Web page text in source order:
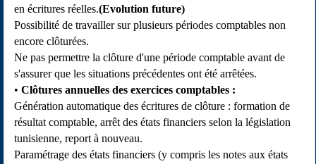
en écritures réelles.(Evolution future)
Possibilité de travailler sur plusieurs périodes comptables non
encore clôturées.
Ne pas permettre la clôture d'une période comptable avant de
s'assurer que les situations précédentes ont été arrêtées.
Clôtures annuelles des exercices comptables :
Génération automatique des écritures de clôture : formation de
résultat comptable, arrêt des états financiers selon la législation
tunisienne, report à nouveau.
Paramétrage des états financiers (y compris les notes aux états